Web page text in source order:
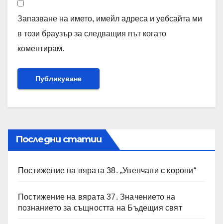
Запазване на името, имейл адреса и уебсайта ми
в този браузър за следващия път когато
коментирам.
Последни статии
Постижение на вярата 38. „Увенчани с корони“
Постижение на вярата 37. Значението на
познанието за същността на Бъдещия свят